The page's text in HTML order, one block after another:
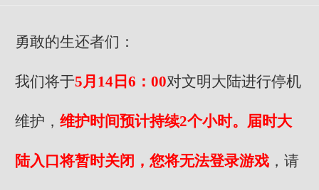
勇敢的生还者们：
我们将于5月14日6：00对文明大陆进行停机
维护， 维护时间预计持续2个小时。届时大
陆入口将暂时关闭，您将无法登录游戏 ，请